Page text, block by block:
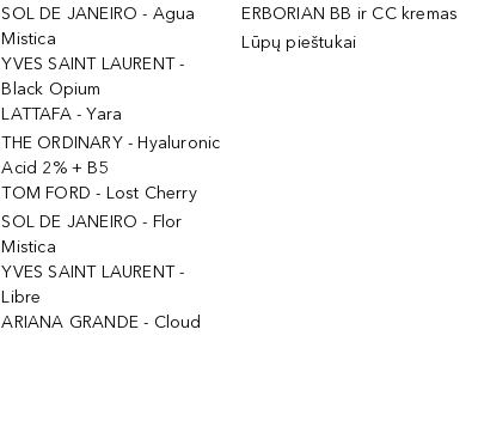
SOL DE JANEIRO - Agua
Mistica
YVES SAINT LAURENT -
Black Opium
LATTAFA - Yara
THE ORDINARY - Hyaluronic
Acid 2% + B5
TOM FORD - Lost Cherry
SOL DE JANEIRO - Flor
Mistica
YVES SAINT LAURENT -
Libre
ARIANA GRANDE - Cloud
ERBORIAN BB ir CC kremas
Lūpų pieštukai